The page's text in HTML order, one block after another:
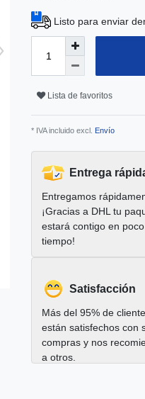
Listo para enviar
Lista de favoritos
* IVA incluido excl. Envío
Entrega
Entregamos
¡Gracias a DHL tu
estará contigo en poco
tiempo!
Satisfacción
Más del 95% de
están satisfechos con
compras y nos
a otros.